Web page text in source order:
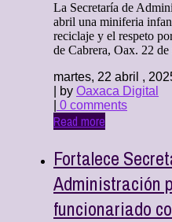
La Secretaría de
abril una miniferia
reciclaje y el respeto
de Cabrera, Oax. 22
martes, 22 abril ,
| by Oaxaca Digital
0 comments
Read more
Fortalece
Administración
funcionariado